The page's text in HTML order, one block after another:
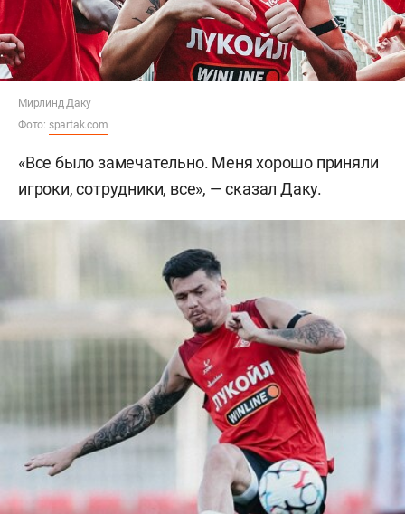
Мирлинд Даку
Фото: spartak.com
«Все было замечательно. Меня хорошо приняли
игроки, сотрудники, все», — сказал Даку.